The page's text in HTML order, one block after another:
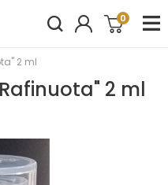
0
2 ml
2 ml